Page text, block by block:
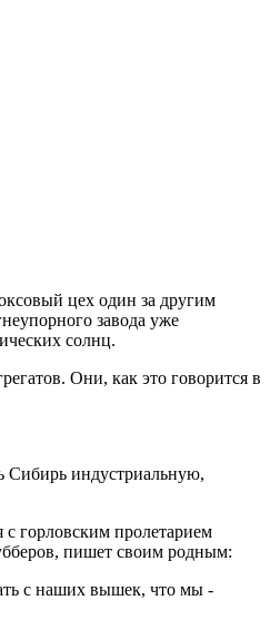
цех один за другим
завода уже
солнц.
Они, как это говорится в
Сибирь индустриальную,
горловским пролетарием
пишет своим родным:
с наших вышек, что мы -